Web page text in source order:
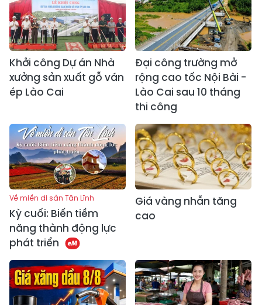
Khởi công Dự án Nhà
xưởng sản xuất gỗ ván
ép Lào Cai
Đại công trường mở
rộng cao tốc Nội Bài -
Lào Cai sau 10 tháng
thi công
Về miền di sản Tân Lĩnh
Kỳ cuối: Biến tiềm
năng thành động lực
phát triển
Giá vàng nhẫn tăng
cao